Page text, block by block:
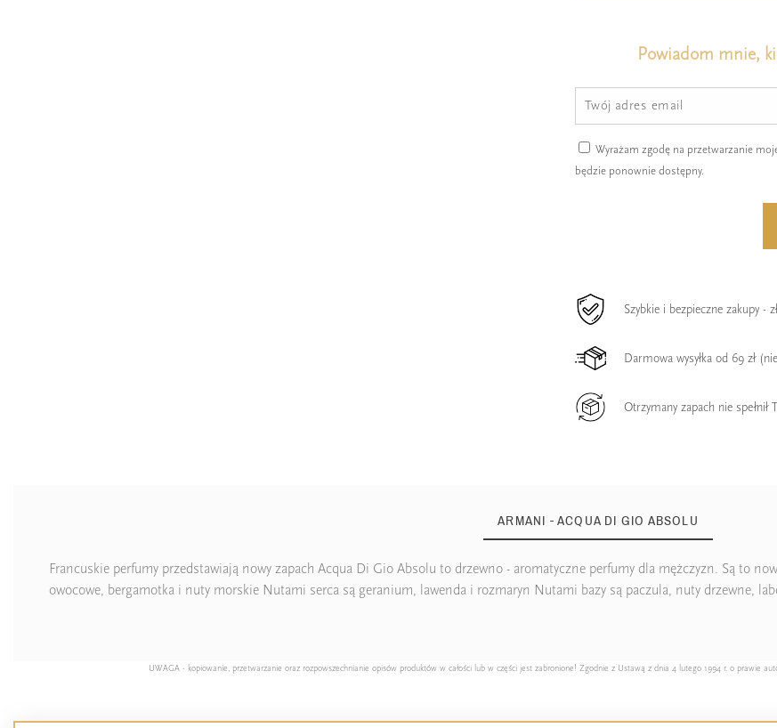
Powiadom mnie,
Wyrażam zgodę na przetwarzanie
będzie ponownie dostępny.
Szybkie i bezpieczne zakupy -
Darmowa wysyłka od 69 zł
Otrzymany zapach nie
ARMANI - ACQUA DI GIO ABSOLU
Francuskie perfumy przedstawiają nowy zapach Acqua Di Gio Absolu to drzewno - aromatyczne perfumy dla mężczyzn. Są to
owocowe, bergamotka i nuty morskie Nutami serca są geranium, lawenda i rozmaryn Nutami bazy są paczula, nuty drzewne,
UWAGA - kopiowanie, przetwarzanie oraz rozpowszechnianie opisów produktów w całości lub w części jest zabronione! Zgodnie z Ustawą z dnia 4 lutego 1994 r. o prawie